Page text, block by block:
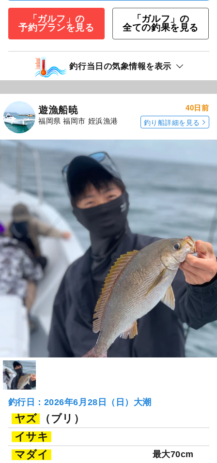
「ガルフ」の
予約プランを見る
「ガルフ」の
全ての釣果を見る
釣行当日の気象情報を表示
遊漁船暁
福岡県 福岡市 姪浜漁港
40日前
釣り船詳細を見る
釣行日：2026年6月28日（日）大潮
ヤズ
（ブリ）
イサキ
マダイ
最大70cm